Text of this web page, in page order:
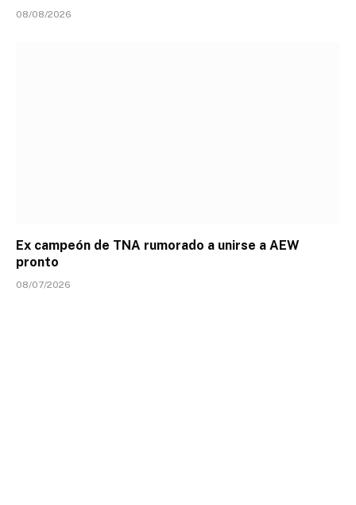
08/08/2026
Ex campeón de TNA rumorado a unirse a AEW
pronto
08/07/2026